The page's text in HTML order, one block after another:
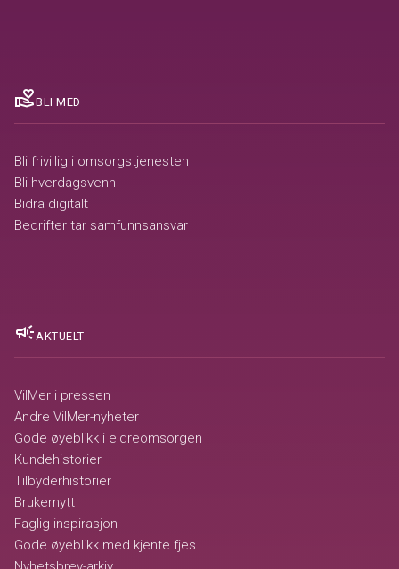
volunteer_activismBLI MED
Bli frivillig i omsorgstjenesten
Bli hverdagsvenn
Bidra digitalt
Bedrifter tar samfunnsansvar
campaign AKTUELT
VilMer i pressen
Andre VilMer-nyheter
Gode øyeblikk i eldreomsorgen
Kundehistorier
Tilbyderhistorier
Brukernytt
Faglig inspirasjon
Gode øyeblikk med kjente fjes